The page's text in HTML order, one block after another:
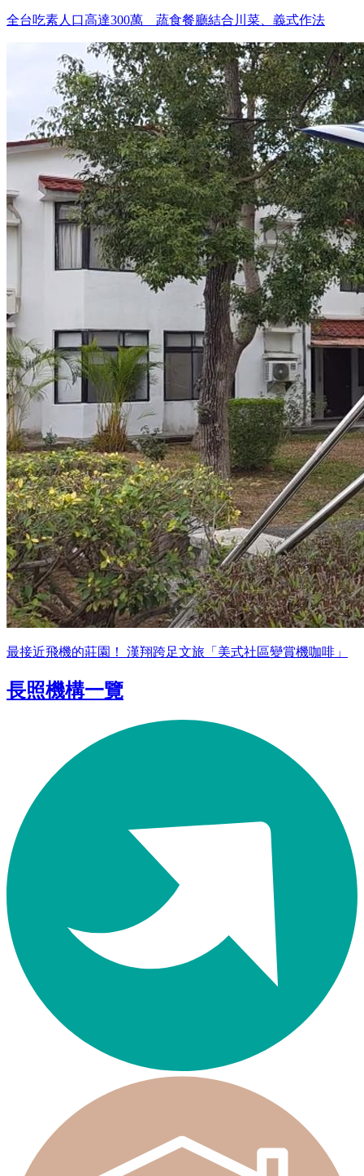
全台吃素人口高達300萬 蔬食餐廳結合川菜、義式作法
最接近飛機的莊園！ 漢翔跨足文旅「美式社區變賞機咖啡」
長照機構一覽